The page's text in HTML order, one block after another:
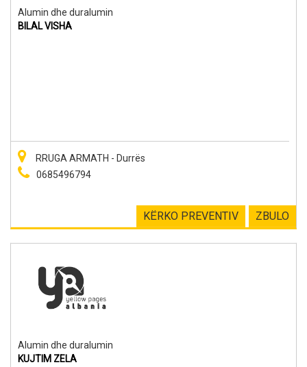
Alumin dhe duralumin
BILAL VISHA
RRUGA ARMATH - Durrës
0685496794
ZBULO
KËRKO PREVENTIV
Alumin dhe duralumin
KUJTIM ZELA